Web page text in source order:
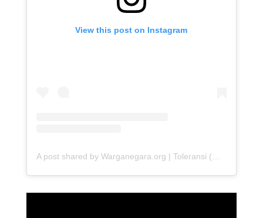
View this post on Instagram
A post shared by Warganegara.org | Toleransi (@warganegara_org)